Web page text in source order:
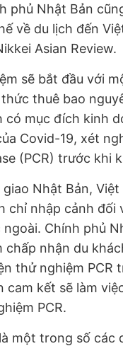
phủ Nhật Bản
về du lịch đến
Asian Review.
sẽ bắt đầu với
thuê bao
có mục đích kinh
Covid-19, xét
(PCR) trước khi
Nhật Bản,
chỉ nhập cảnh đối
Chính phủ
chấp nhận du
thử nghiệm PCR
cam kết sẽ làm
PCR.
một trong số các